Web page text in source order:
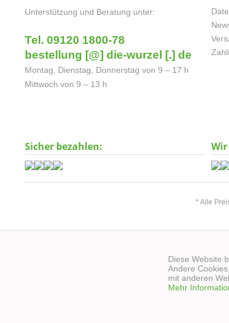
Unterstützung und Beratung unter:
Tel. 09120 1800-78
bestellung [@] die-wurzel [.] de
Montag, Dienstag, Donnerstag von 9 – 17 h
Mittwoch von 9 – 13 h
Sicher bezahlen:
* Alle
Diese Website
Andere
mit anderen
Mehr